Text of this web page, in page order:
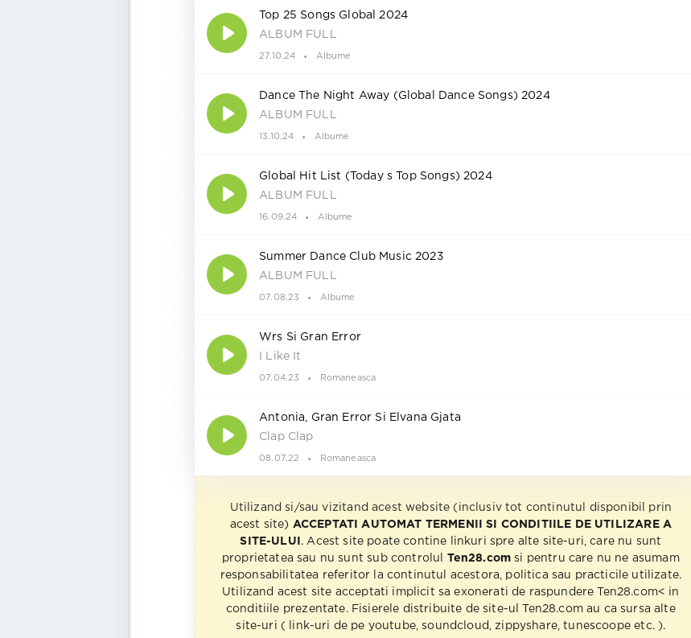
Top 25 Songs Global 2024
ALBUM FULL
27.10.24 Albume
Dance The Night Away (Global Dance Songs) 2024
ALBUM FULL
13.10.24 Albume
Global Hit List (Today s Top Songs) 2024
ALBUM FULL
16.09.24 Albume
Summer Dance Club Music 2023
ALBUM FULL
07.08.23 Albume
Wrs Si Gran Error
I Like It
07.04.23 Romaneasca
Antonia, Gran Error Si Elvana Gjata
Clap Clap
08.07.22 Romaneasca
Utilizand si/sau vizitand acest website (inclusiv tot continutul disponibil prin
acest site) ACCEPTATI AUTOMAT TERMENII SI CONDITIILE DE UTILIZARE A
SITE-ULUI . Acest site poate contine linkuri spre alte site-uri, care nu sunt
proprietatea sau nu sunt sub controlul
Ten28.com si pentru care nu ne asumam
responsabilitatea referitor la continutul acestora, politica sau practicile utilizate.
Utilizand acest site acceptati implicit sa exonerati de raspundere Ten28.com< in
conditiile prezentate. Fisierele distribuite de site-ul Ten28.com au ca sursa alte
site-uri ( link-uri de pe youtube, soundcloud, zippyshare, tunescoope etc. ).